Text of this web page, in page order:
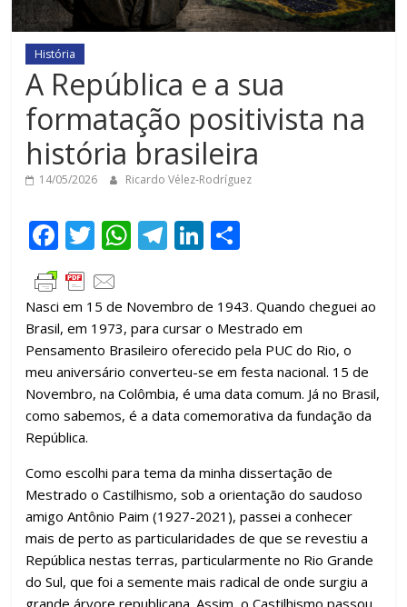
História
A República e a sua
formatação positivista na
história brasileira
14/05/2026 Ricardo Vélez-Rodríguez
F
ac
e
b
o
o
k
T
w
itt
er
W
at
s
A
p
p
T
e
gr
a
m
Li
k
e
dI
n
m
p
ar
til
h
Nasci em 15 de Novembro de 1943. Quando cheguei ao
Brasil, em 1973, para cursar o Mestrado em
Pensamento Brasileiro oferecido pela PUC do Rio, o
meu aniversário converteu-se em festa nacional. 15 de
Novembro, na Colômbia, é uma data comum. Já no Brasil,
como sabemos, é a data comemorativa da fundação da
República.
Como escolhi para tema da minha dissertação de
Mestrado o Castilhismo, sob a orientação do saudoso
amigo Antônio Paim (1927-2021), passei a conhecer
mais de perto as particularidades de que se revestiu a
República nestas terras, particularmente no Rio Grande
do Sul, que foi a semente mais radical de onde surgiu a